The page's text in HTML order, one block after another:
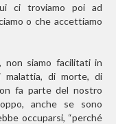
ci troviamo poi ad
o che accettiamo
siamo facilitati in
malattia, di morte, di
fa parte del nostro
anche se sono
occuparsi, “perché